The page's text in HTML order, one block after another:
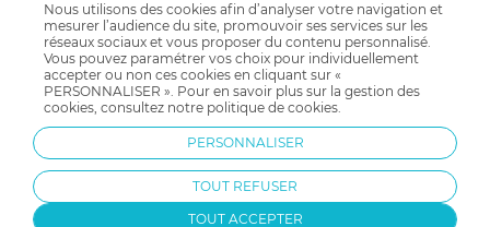
Moyens de paiement
Garantie stock & produit
Satisfait ou remboursé
Soldes allobébé
allobébé vous recommande
Sites et partenaires
Nos labels
Nos licences
Besoin d'aide ?
FAQ
les plus d'allobébé
Liste de naissance
Infos conseils
Valise de maternité
Nous utilisons des cookies afin d’analyser votre navigation et
mesurer l’audience du site, promouvoir ses services sur les
réseaux sociaux et vous proposer du contenu personnalisé.
Vous pouvez paramétrer vos choix pour individuellement
accepter ou non ces cookies en cliquant sur «
PERSONNALISER ». Pour en savoir plus sur la gestion des
cookies, consultez notre politique de cookies.
PERSONNALISER
TOUT REFUSER
TOUT ACCEPTER